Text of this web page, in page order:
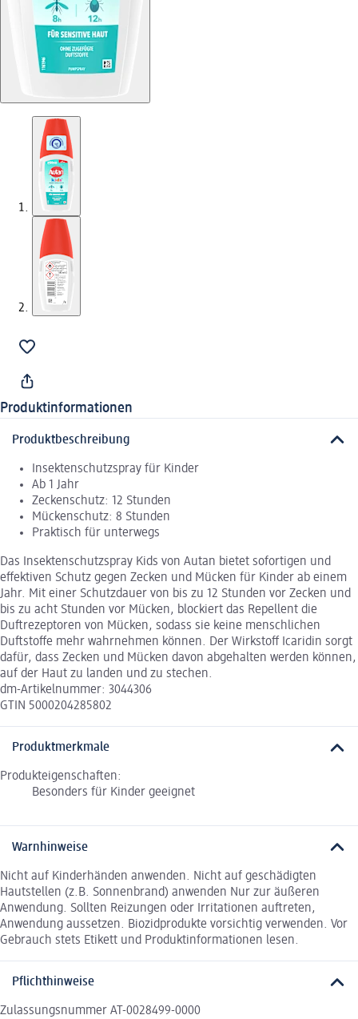
Produktinformationen
Produktbeschreibung
Insektenschutzspray für Kinder
Ab 1 Jahr
Zeckenschutz: 12 Stunden
Mückenschutz: 8 Stunden
Praktisch für unterwegs
Das Insektenschutzspray Kids von Autan bietet sofortigen und
effektiven Schutz gegen Zecken und Mücken für Kinder ab einem
Jahr. Mit einer Schutzdauer von bis zu 12 Stunden vor Zecken und
bis zu acht Stunden vor Mücken, blockiert das Repellent die
Duftrezeptoren von Mücken, sodass sie keine menschlichen
Duftstoffe mehr wahrnehmen können. Der Wirkstoff Icaridin sorgt
dafür, dass Zecken und Mücken davon abgehalten werden können,
auf der Haut zu landen und zu stechen.
dm-Artikelnummer: 3044306
GTIN 5000204285802
Produktmerkmale
Produkteigenschaften:
Besonders für Kinder geeignet
Warnhinweise
Nicht auf Kinderhänden anwenden. Nicht auf geschädigten
Hautstellen (z.B. Sonnenbrand) anwenden Nur zur äußeren
Anwendung. Sollten Reizungen oder Irritationen auftreten,
Anwendung aussetzen. Biozidprodukte vorsichtig verwenden. Vor
Gebrauch stets Etikett und Produktinformationen lesen.
Pflichthinweise
Zulassungsnummer AT-0028499-0000